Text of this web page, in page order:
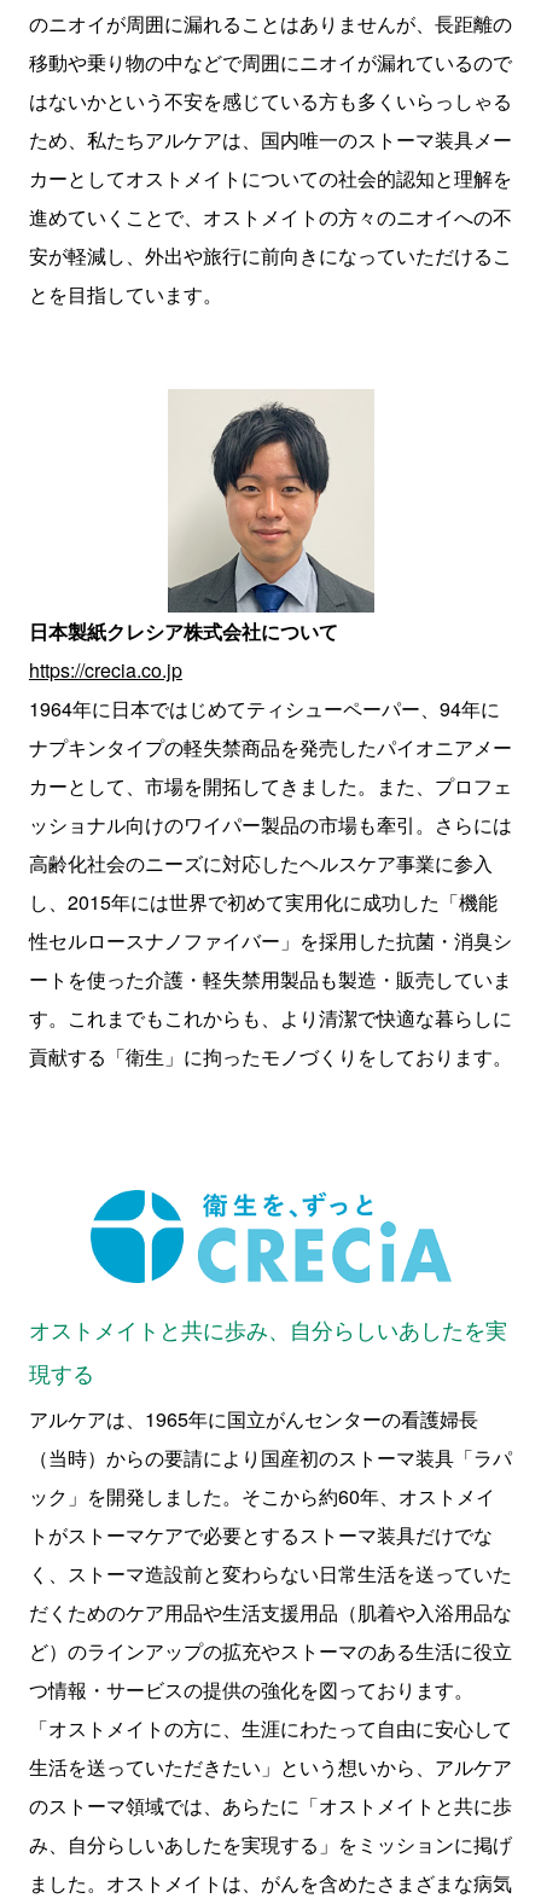
のニオイが周囲に漏れることはありませんが、長距離の
移動や乗り物の中などで周囲にニオイが漏れているので
はないかという不安を感じている方も多くいらっしゃる
ため、私たちアルケアは、国内唯一のストーマ装具メー
カーとしてオストメイトについての社会的認知と理解を
進めていくことで、オストメイトの方々のニオイへの不
安が軽減し、外出や旅行に前向きになっていただけるこ
とを目指しています。
日本製紙クレシア株式会社について
https://crecia.co.jp
1964年に日本ではじめてティシューペーパー、94年に
ナプキンタイプの軽失禁商品を発売したパイオニアメー
カーとして、市場を開拓してきました。また、プロフェ
ッショナル向けのワイパー製品の市場も牽引。さらには
高齢化社会のニーズに対応したヘルスケア事業に参入
し、2015年には世界で初めて実用化に成功した「機能
性セルロースナノファイバー」を採用した抗菌・消臭シ
ートを使った介護・軽失禁用製品も製造・販売していま
す。これまでもこれからも、より清潔で快適な暮らしに
貢献する「衛生」に拘ったモノづくりをしております。
オストメイトと共に歩み、自分らしいあしたを実
現する
アルケアは、 1965年に国立がんセンターの看護婦長
（当時）からの要請により国産初のストーマ装具「ラパ
ック」を開発しました。そこから約60年、オストメイ
トがストーマケアで必要とするストーマ装具だけでな
く、ストーマ造設前と変わらない日常生活を送っていた
だくためのケア用品や生活支援用品（肌着や入浴用品な
ど）のラインアップの拡充やストーマのある生活に役立
つ情報・サービスの提供の強化を図っております。
「オストメイトの方に、生涯にわたって自由に安心して
生活を送っていただきたい」という想いから、アルケア
のストーマ領域では、あらたに「オストメイトと共に歩
み、自分らしいあしたを実現する」をミッションに掲げ
ました。オストメイトは、がんを含めたさまざまな病気